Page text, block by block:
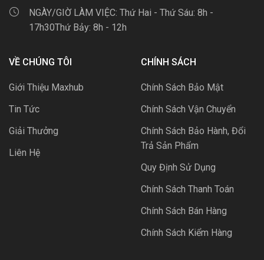
NGÀY/GIỜ LÀM VIỆC: Thứ Hai - Thứ Sáu: 8h -
17h30Thứ Bảy: 8h - 12h
VỀ CHÚNG TÔI
Giới Thiệu Maxhub
Tin Tức
Giải Thưởng
Liên Hệ
CHÍNH SÁCH
Chính Sách Bảo Mật
Chính Sách Vận Chuyển
Chính Sách Bảo Hành, Đổi
Trả Sản Phẩm
Quy Định Sử Dụng
Chính Sách Thanh Toán
Chính Sách Bán Hàng
Chính Sách Kiểm Hàng